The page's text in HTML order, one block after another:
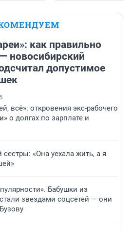
как правильно
новосибирский
допустимое
всё»: откровения экс-рабочего
о долгах по зарплате и
«Она уехала жить, а я
Бабушки из
звездами соцсетей — они